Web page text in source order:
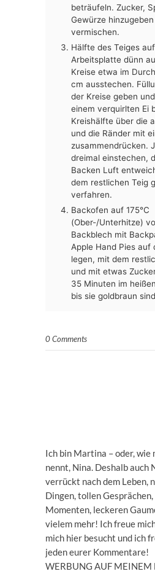
beträufeln. Zucker,
Gewürze
vermischen.
Hälfte des Teiges
Arbeitsplatte dünn
Kreise etwa im
cm ausstechen.
der Kreise geben
einem verquirlten Ei
Kreishälfte über die
und die Ränder mit
zusammendrücken.
dreimal einstechen,
Backen Luft
dem restlichen Teig
verfahren.
Backofen auf 175°C
(Ober-/Unterhitze)
Backblech mit
Apple Hand Pies auf
legen, mit dem
und mit etwas
35 Minuten im
bis sie goldbraun
0 Comments
Ich bin Martina – oder, wie
nennt, Nina. Deshalb auch
verrückt nach dem Leben,
Dingen, tollen
Momenten, leckeren
vielem mehr! Ich freue
mich hier besucht und ich
jeden eurer Kommentare!
WERBUNG AUF MEINEM